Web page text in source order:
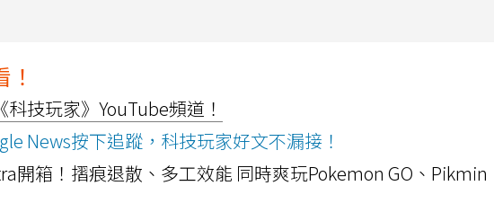
科技玩家》YouTube頻道！
News按下追蹤，科技玩家好文不漏接！
開箱！摺痕退散、多工效能 同時爽玩Pokemon GO、Pikmin